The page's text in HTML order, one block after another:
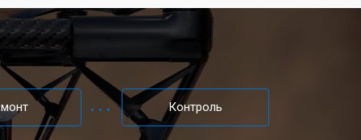
2400 ₽ Заказать
1500 ₽ Заказать
Контроль